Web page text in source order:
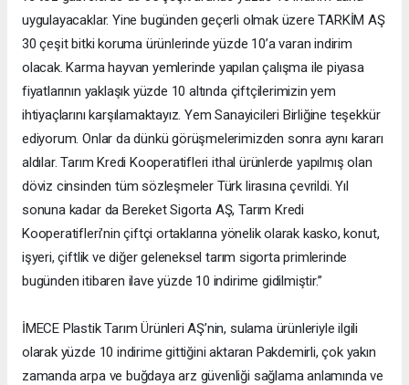
uygulayacaklar. Yine bugünden geçerli olmak üzere TARKİM AŞ
30 çeşit bitki koruma ürünlerinde yüzde 10’a varan indirim
olacak. Karma hayvan yemlerinde yapılan çalışma ile piyasa
fiyatlarının yaklaşık yüzde 10 altında çiftçilerimizin yem
ihtiyaçlarını karşılamaktayız. Yem Sanayicileri Birliğine teşekkür
ediyorum. Onlar da dünkü görüşmelerimizden sonra aynı kararı
aldılar. Tarım Kredi Kooperatifleri ithal ürünlerde yapılmış olan
döviz cinsinden tüm sözleşmeler Türk lirasına çevrildi. Yıl
sonuna kadar da Bereket Sigorta AŞ, Tarım Kredi
Kooperatifleri’nin çiftçi ortaklarına yönelik olarak kasko, konut,
işyeri, çiftlik ve diğer geleneksel tarım sigorta primlerinde
bugünden itibaren ilave yüzde 10 indirime gidilmiştir.”
İMECE Plastik Tarım Ürünleri AŞ’nin, sulama ürünleriyle ilgili
olarak yüzde 10 indirime gittiğini aktaran Pakdemirli, çok yakın
zamanda arpa ve buğdaya arz güvenliği sağlama anlamında ve